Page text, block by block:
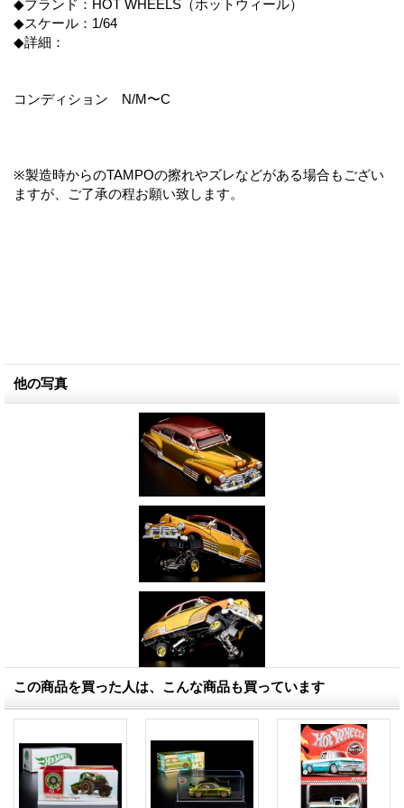
◆ブランド：HOT WHEELS（ホットウィール）
◆スケール：1/64
◆詳細：
コンディション N/M〜C
※製造時からのTAMPOの擦れやズレなどがある場合もござい
ますが、ご了承の程お願い致します。
他の写真
この商品を買った人は、こんな商品も買っています